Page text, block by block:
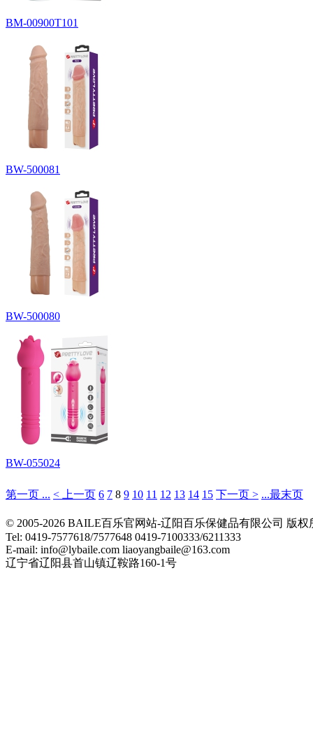
BM-00900T101
BW-500081
BW-500080
BW-055024
第一页 ... < 上一页 6 7 8 9 10 11 12 13 14 15 下一页 > ...最末页
© 2005-2026 BAILE百乐官网站-辽阳百乐保健品有限公司 版
Tel: 0419-7577618/7577648 0419-7100333/6211333
E-mail: info@lybaile.com liaoyangbaile@163.com
辽宁省辽阳县首山镇辽鞍路160-1号